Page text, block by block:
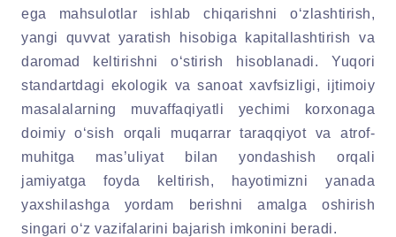
ega mahsulotlar ishlab chiqarishni o‘zlashtirish,
yangi quvvat yaratish hisobiga kapitallashtirish va
daromad keltirishni o‘stirish hisoblanadi. Yuqori
standartdagi ekologik va sanoat xavfsizligi, ijtimoiy
masalalarning muvaffaqiyatli yechimi korxonaga
doimiy o‘sish orqali muqarrar taraqqiyot va atrof-
muhitga mas’uliyat bilan yondashish orqali
jamiyatga foyda keltirish, hayotimizni yanada
yaxshilashga yordam berishni amalga oshirish
singari o‘z vazifalarini bajarish imkonini beradi.